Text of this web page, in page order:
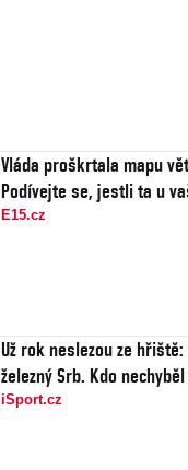
Vláda proškrtala mapu
Podívejte se, jestli ta u
E15.cz
Už rok neslezou ze
železný Srb. Kdo
iSport.cz